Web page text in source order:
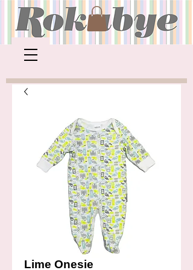
Lime Onesie